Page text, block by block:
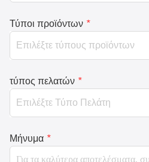
Τύποι προϊόντων *
τύπος πελατών *
Μήνυμα *